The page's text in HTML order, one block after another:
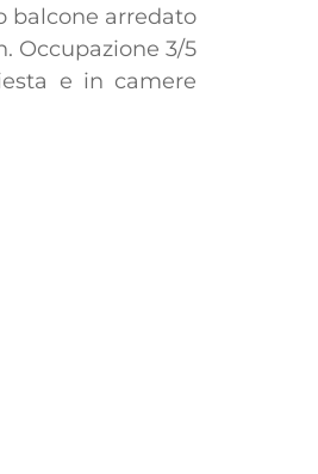
balcone arredato
Occupazione 3/5
e in camere